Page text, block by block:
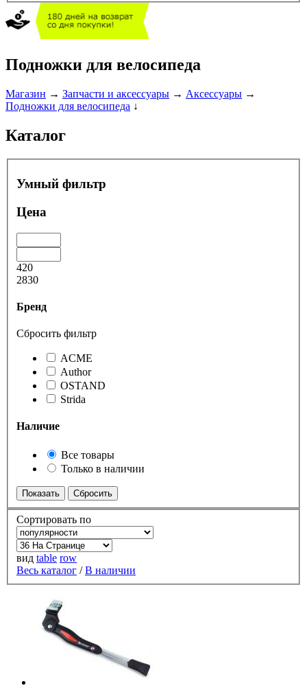
Подножки для велосипеда
Магазин → Запчасти и аксессуары → Аксессуары →
Подножки для велосипеда ↓
Каталог
Умный фильтр
Цена
420
2830
Бренд
Сбросить фильтр
ACME
Author
OSTAND
Strida
Наличие
Все товары
Только в наличии
Сортировать по
вид table row
Весь каталог /В наличии